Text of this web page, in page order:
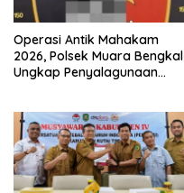
Operasi Antik Mahakam
2026, Polsek Muara Bengkal
Ungkap Penyalagunaan